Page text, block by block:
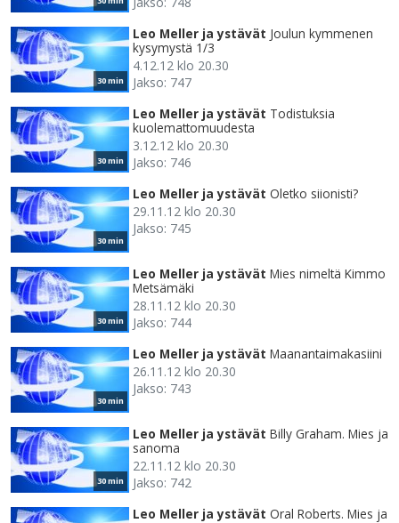
30 min
Leo Meller ja ystävät Joulun kymmenen
kysymystä 1/3
4.12.12 klo 20.30
Jakso: 747
30 min
Leo Meller ja ystävät Todistuksia
kuolemattomuudesta
3.12.12 klo 20.30
Jakso: 746
30 min
Leo Meller ja ystävät Oletko siionisti?
29.11.12 klo 20.30
Jakso: 745
30 min
Leo Meller ja ystävät Mies nimeltä Kimmo
Metsämäki
28.11.12 klo 20.30
Jakso: 744
30 min
Leo Meller ja ystävät Maanantaimakasiini
26.11.12 klo 20.30
Jakso: 743
30 min
Leo Meller ja ystävät Billy Graham. Mies ja
sanoma
22.11.12 klo 20.30
Jakso: 742
Leo Meller ja ystävät Oral Roberts. Mies ja